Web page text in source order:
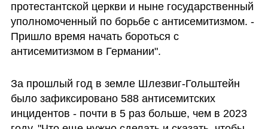
протестантской церкви и ныне государственный
уполномоченный по борьбе с антисемитизмом. -
Пришло время начать бороться с
антисемитизмом в Германии".
За прошлый год в земле Шлезвиг-Гольштейн
было зафиксировано 588 антисемитских
инцидентов - почти в 5 раз больше, чем в 2023